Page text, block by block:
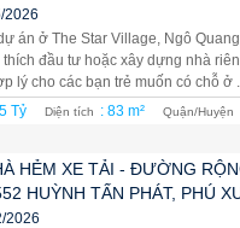
2026
án ở The Star Village, Ngô
đầu tư hoặc xây dựng nhà
lý cho các bạn trẻ muốn có chỗ ở
Tỷ Diện tích : 83 m² Quận/Huyện
HẺM XE TẢI - ĐƯỜNG
HUỲNH TẤN PHÁT, PHÚ
2026